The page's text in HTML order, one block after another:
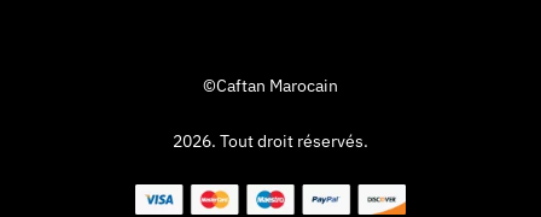
©Caftan Marocain
2026. Tout droit réservés.